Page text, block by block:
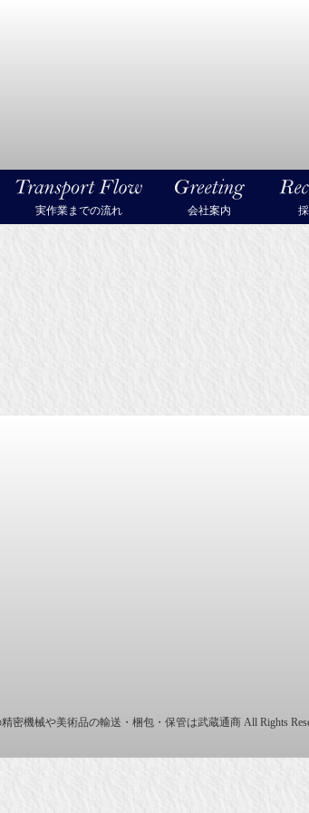
実作業までの流れ 会社案内
密機械や美術品の輸送・梱包・保管は武蔵通商 All Rights